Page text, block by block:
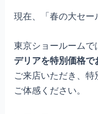
現在、「春の大セー
東京ショールームで
デリアを特別価格
ご来店いただき、
ご体感ください。